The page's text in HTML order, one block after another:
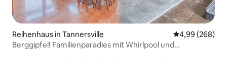
Reihenhaus in Tannersville
4,99 (268)
Berggipfel! Familienparadies mit Whirlpool und